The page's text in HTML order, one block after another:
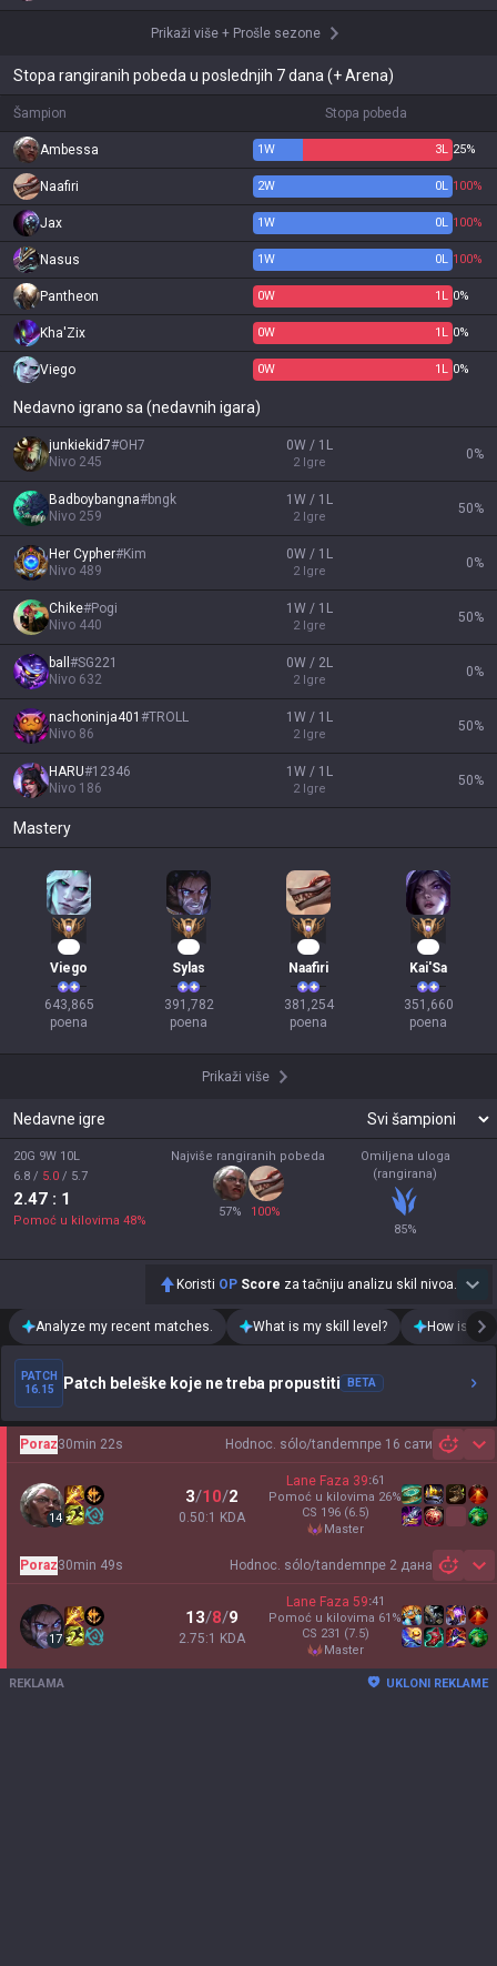
Prikaži više+ Prošle sezone
Stopa rangiranih pobeda u poslednjih 7 dana (+ Arena)
Šampion Stopa pobeda
Ambessa 1W 3L 25%
Naafiri 2W 0L 100%
Jax 1W 0L 100%
Nasus 1W 0L 100%
Pantheon 0W 1 L 0%
Kha'Zix 0W 1 L 0%
Viego 0W 1 L 0%
Nedavno igrano sa (nedavnih igara)
junkiekid7#OH7
Nivo 245
0W / 1L
2 Igre
0%
Badboybangna#bngk
Nivo 259
1W / 1L
2 Igre
50%
Her Cypher#Kim
Nivo 489
0W / 1L
2 Igre
0%
Chike#Pogi
Nivo 440
1W / 1L
2 Igre
50%
ball #SG221
Nivo 632
0W / 2L
2 Igre
0%
nachoninja401 #TROLL
Nivo 86
1W / 1L
2 Igre
50%
HARU#12346
Nivo 186
1W / 1L
2 Igre
50%
Mastery
Viego
643,865
poena
Sylas
391,782
poena
Naafiri
381,254
poena
Kai'Sa
351,660
poena
Prikaži više
Nedavne igre
20G 9W 10L
6.8 / 5.0 / 5.7
2.47 : 1
Pomoć u kilovima 48%
Najviše rangiranih pobeda
57% 100%
Omiljena uloga
(rangirana)
85%
Koristi OP Score za tačniju analizu skil nivoa.
Analyze my recent matches. What is my skill level? How is my
PATCH
16.15
Patch beleške koje ne treba propustiti BETA
Hodnoc. sólo/tandemпре 16 сати
Poraz30min 22s
14
3/10/2
0.50:1 KDA
Lane Faza 39:61
Pomoć u kilovima 26%
CS 196 (6.5)
master
Hodnoc. sólo/tandemпре 2 дана
Poraz30min 49s
17
13/8/9
2.75:1 KDA
Lane Faza 59:41
Pomoć u kilovima 61 %
CS 231 (7.5)
master
REKLAMA UKLONI REKLAME